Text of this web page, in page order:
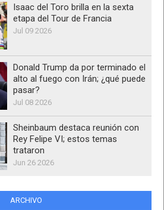
Isaac del Toro brilla en la sexta
etapa del Tour de Francia
Jul 09 2026
Donald Trump da por terminado el
alto al fuego con Irán; ¿qué puede
pasar?
Jul 08 2026
Sheinbaum destaca reunión con
Rey Felipe VI; estos temas
trataron
Jun 26 2026
ARCHIVO